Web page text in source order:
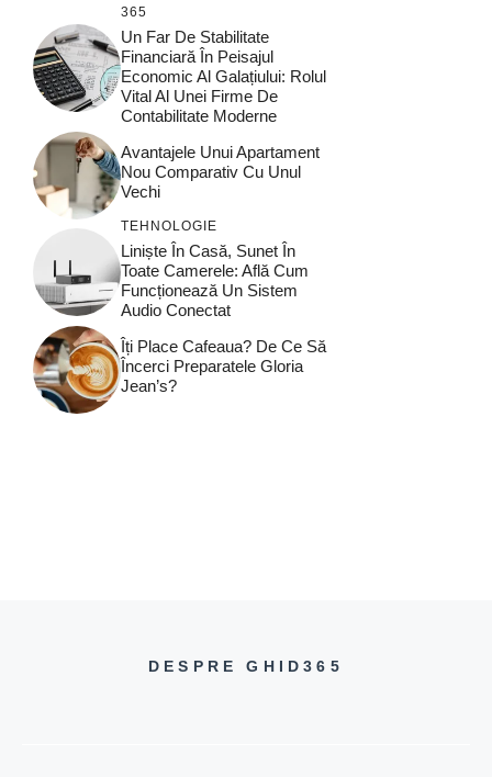
365
Un Far De Stabilitate
Financiară În Peisajul
Economic Al Galațiului: Rolul
Vital Al Unei Firme De
Contabilitate Moderne
Avantajele Unui Apartament
Nou Comparativ Cu Unul
Vechi
TEHNOLOGIE
Liniște În Casă, Sunet În
Toate Camerele: Află Cum
Funcționează Un Sistem
Audio Conectat
Îți Place Cafeaua? De Ce Să
Încerci Preparatele Gloria
Jean’s?
DESPRE GHID365